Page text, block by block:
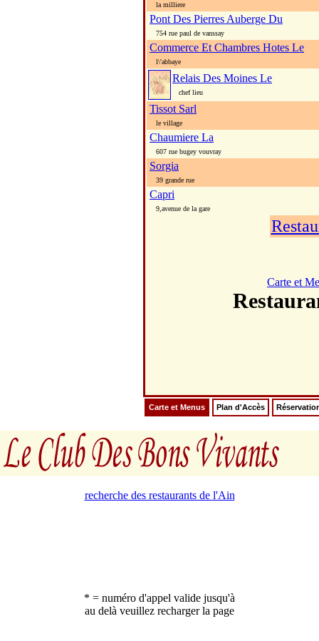
la milliere
Pont Des Pierres Auberge Du
754 rue paul de vanssay
Commerce Et Chambres Hotes Le
l\'abbaye
Relais Des Moines Le
chef lieu
Tissot Sarl
le village
Chaumiere La
607 rue bugey vouvray
Sorgia
39 grande rue
Capri
9,avenue de la gare
Carte et
Carte et Menus Plan d'Accès
recherche des restaurants de l'Ain
* = numéro d'appel valide jusqu'à
au delà veuillez recharger la page